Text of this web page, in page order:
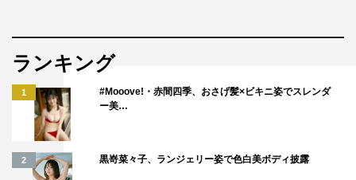
ランキング
1
#Mooove!・赤間四季、おさげ髪×ビキニ姿でスレンダ
ー美…
2 黒嵜菜々子、ランジェリー姿で色白美ボディ披露